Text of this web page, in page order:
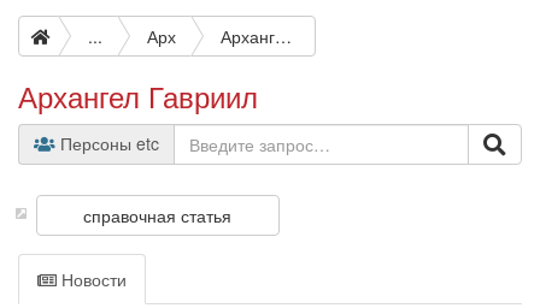
... Арх Архангел Гавриил
Архангел Гавриил
Персоны etc
справочная статья
Новости